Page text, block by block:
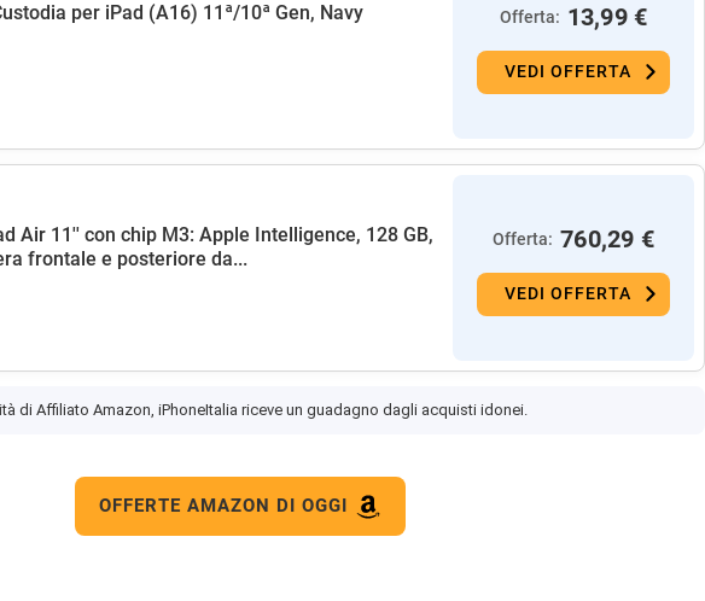
per iPad (A16) 11ª/10ª Gen, Navy Offerta: 13,99 €
VEDI OFFERTA
Air 11'' con chip M3: Apple Intelligence, 128 GB,
frontale e posteriore da...
Offerta: 760,29 €
VEDI OFFERTA
di Affiliato Amazon, iPhoneItalia riceve un guadagno dagli acquisti idonei.
OFFERTE AMAZON DI OGGI